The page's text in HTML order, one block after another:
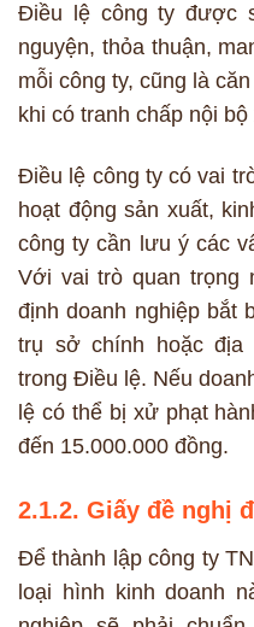
Điều lệ công ty được
nguyện, thỏa thuận,
mỗi công ty, cũng là
khi có tranh chấp nội bộ
Điều lệ công ty có vai
hoạt động sản xuất,
công ty cần lưu ý các
Với vai trò quan trọng
định doanh nghiệp bắt
trụ sở chính hoặc địa
trong Điều lệ. Nếu
lệ có thể bị xử phạt
đến 15.000.000 đồng.
2.1.2. Giấy đề nghị
Để thành lập công ty
loại hình kinh doanh